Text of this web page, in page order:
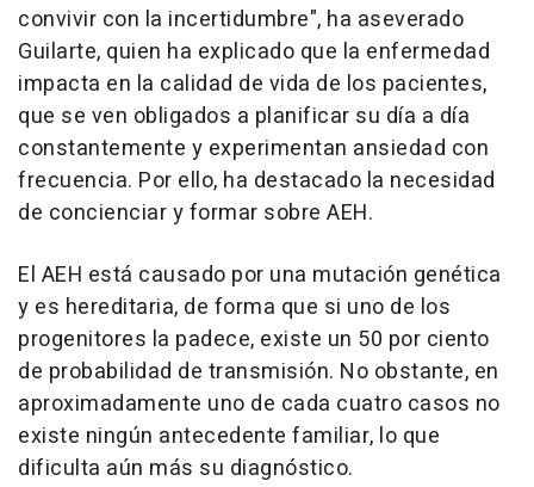
convivir con la incertidumbre", ha aseverado
Guilarte, quien ha explicado que la enfermedad
impacta en la calidad de vida de los pacientes,
que se ven obligados a planificar su día a día
constantemente y experimentan ansiedad con
frecuencia. Por ello, ha destacado la necesidad
de concienciar y formar sobre AEH.
El AEH está causado por una mutación genética
y es hereditaria, de forma que si uno de los
progenitores la padece, existe un 50 por ciento
de probabilidad de transmisión. No obstante, en
aproximadamente uno de cada cuatro casos no
existe ningún antecedente familiar, lo que
dificulta aún más su diagnóstico.